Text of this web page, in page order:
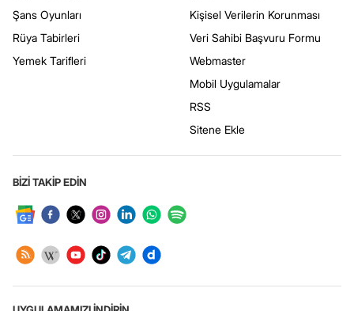
Şans Oyunları
Rüya Tabirleri
Yemek Tarifleri
Kişisel Verilerin Korunması
Veri Sahibi Başvuru Formu
Webmaster
Mobil Uygulamalar
RSS
Sitene Ekle
BİZİ TAKİP EDİN